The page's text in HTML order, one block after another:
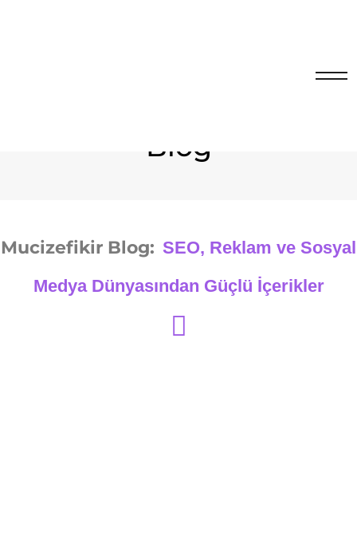
Blog
Mucizefikir Blog: SEO, Reklam ve Sosyal
Medya Dünyasından Güçlü İçerikler